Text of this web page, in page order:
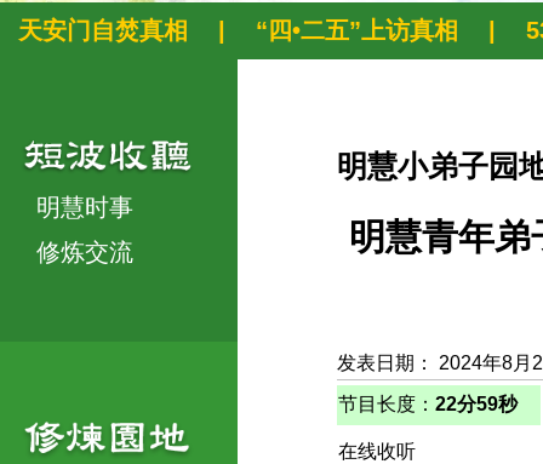
天安门自焚真相 “四•二五”上访真相
明慧时事
修炼交流
明慧小弟子园
明慧青年
发表日期： 2024年8月
节目长度： 22分59秒
在线收听